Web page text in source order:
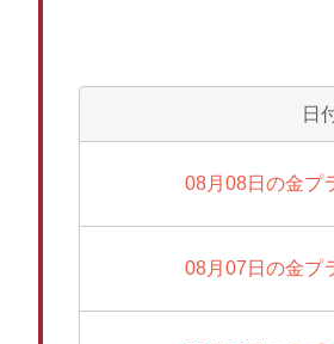
日
08月08日の金プ
08月07日の金プ